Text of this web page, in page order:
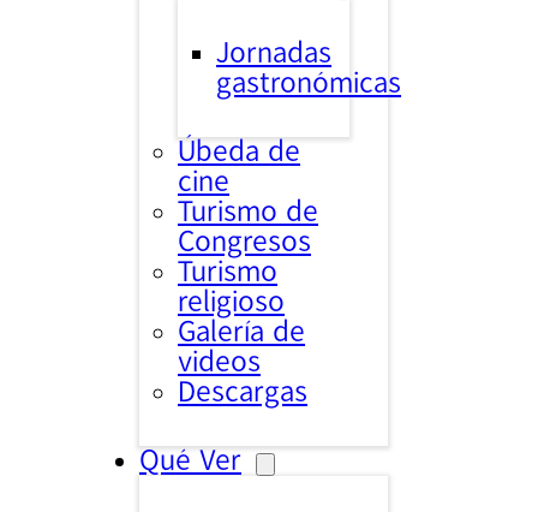
Jornadas
gastronómicas
Úbeda de
cine
Turismo de
Congresos
Turismo
religioso
Galería de
videos
Descargas
Qué Ver